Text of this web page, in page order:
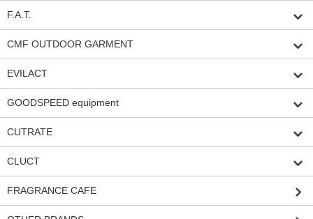
F.A.T.
CMF OUTDOOR GARMENT
EVILACT
GOODSPEED equipment
CUTRATE
CLUCT
FRAGRANCE CAFE